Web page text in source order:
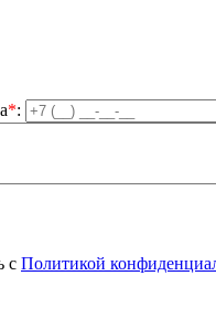
*:
с Политикой